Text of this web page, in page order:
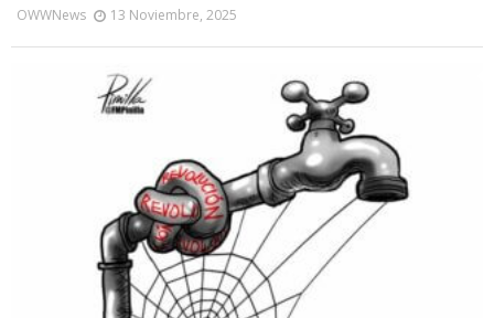
OWWNews 13 Noviembre, 2025